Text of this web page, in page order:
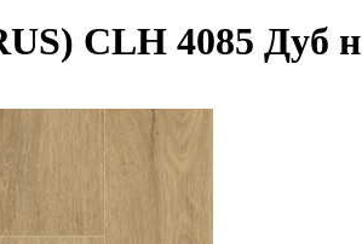
CLH 4085 Дуб